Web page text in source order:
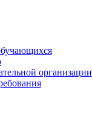
организации